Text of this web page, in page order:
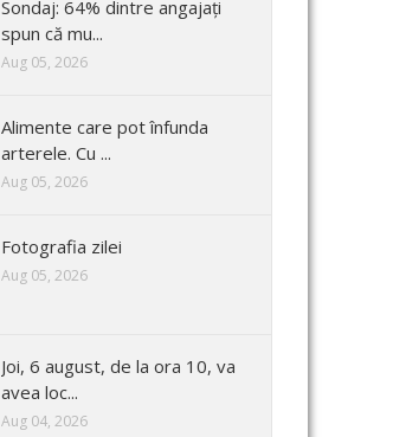
Sondaj: 64% dintre angajați
spun că mu...
Aug 05, 2026
Alimente care pot înfunda
arterele. Cu ...
Aug 05, 2026
Fotografia zilei
Aug 05, 2026
Joi, 6 august, de la ora 10, va
avea loc...
Aug 04, 2026